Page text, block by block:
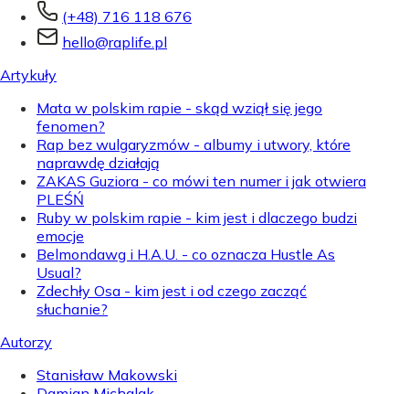
(+48) 716 118 676
hello@raplife.pl
Artykuły
Mata w polskim rapie - skąd wziął się jego
fenomen?
Rap bez wulgaryzmów - albumy i utwory, które
naprawdę działają
ZAKAS Guziora - co mówi ten numer i jak otwiera
PLEŚŃ
Ruby w polskim rapie - kim jest i dlaczego budzi
emocje
Belmondawg i H.A.U. - co oznacza Hustle As
Usual?
Zdechły Osa - kim jest i od czego zacząć
słuchanie?
Autorzy
Stanisław Makowski